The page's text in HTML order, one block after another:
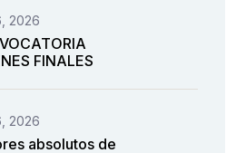
2026
FINALES
2026
absolutos de